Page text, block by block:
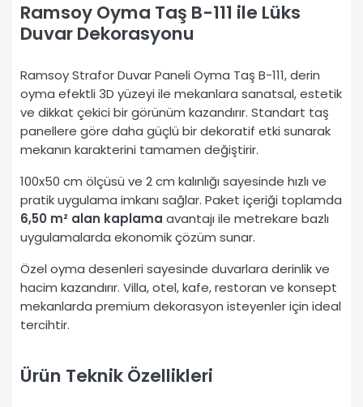
Ramsoy Oyma Taş B-111 ile Lüks
Duvar Dekorasyonu
Ramsoy Strafor Duvar Paneli Oyma Taş B-111, derin
oyma efektli 3D yüzeyi ile mekanlara sanatsal, estetik
ve dikkat çekici bir görünüm kazandırır. Standart taş
panellere göre daha güçlü bir dekoratif etki sunarak
mekanın karakterini tamamen değiştirir.
100x50 cm ölçüsü ve 2 cm kalınlığı sayesinde hızlı ve
pratik uygulama imkanı sağlar. Paket içeriği toplamda
6,50 m² alan kaplama avantajı ile metrekare bazlı
uygulamalarda ekonomik çözüm sunar.
Özel oyma desenleri sayesinde duvarlara derinlik ve
hacim kazandırır. Villa, otel, kafe, restoran ve konsept
mekanlarda premium dekorasyon isteyenler için ideal
tercihtir.
Ürün Teknik Özellikleri